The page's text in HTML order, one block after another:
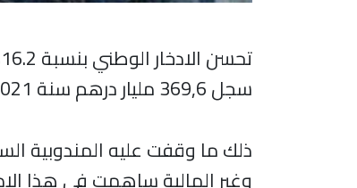
سجل 369,6 مليار درهم سنة 2021 .
ذلك ما وقفت عليه المندوبية